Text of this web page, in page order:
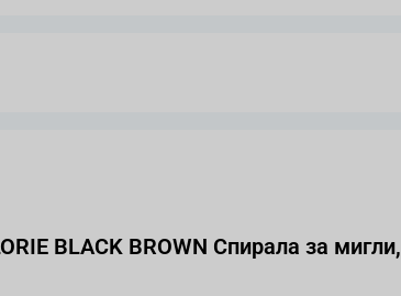
BLACK BROWN Спирала за мигли,